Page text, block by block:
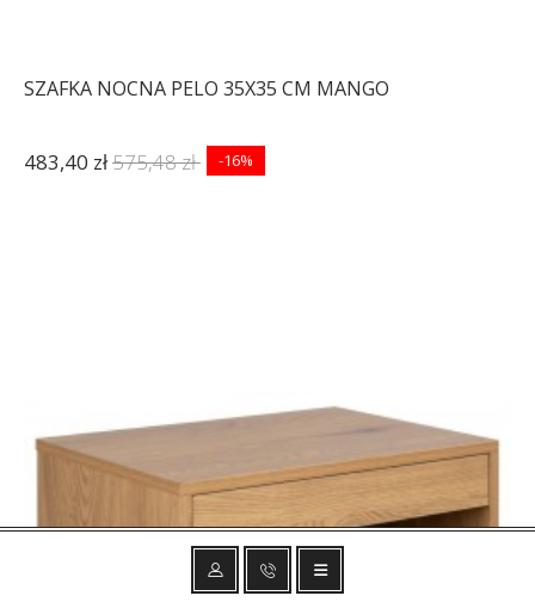
SZAFKA NOCNA PELO 35X35 CM MANGO
483,40 zł575,48 zł -16%